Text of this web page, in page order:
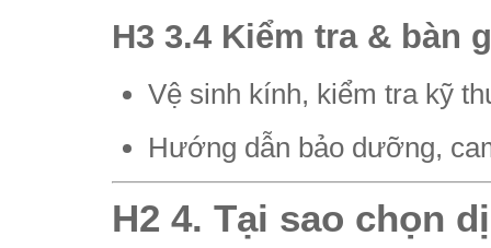
H3 3.4 Kiểm tra & bàn
Vệ sinh kính, kiểm tra kỹ
Hướng dẫn bảo dưỡng,
H2 4. Tại sao chọn